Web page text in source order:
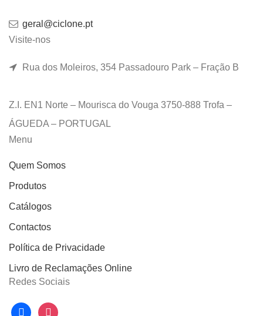
geral@ciclone.pt
Visite-nos
Rua dos Moleiros, 354 Passadouro Park – Fração B
Z.I. EN1 Norte – Mourisca do Vouga 3750-888 Trofa –
ÁGUEDA – PORTUGAL
Menu
Quem Somos
Produtos
Catálogos
Contactos
Política de Privacidade
Livro de Reclamações Online
Redes Sociais
facebookinstagram